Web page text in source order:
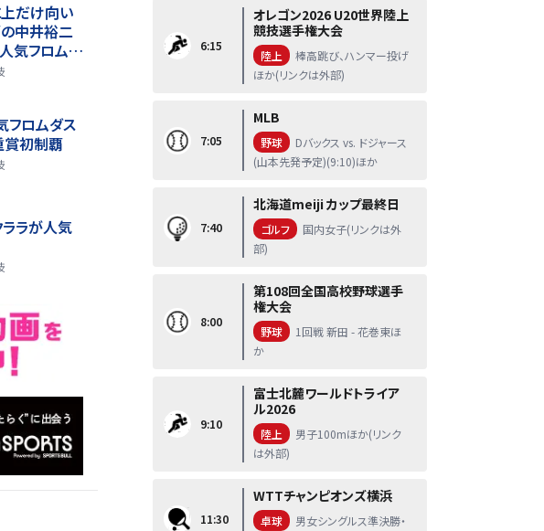
上だけ向い
中井裕二
気フロムダ
フロムダス
賞初制覇
ララが人気
6:15
オレゴン2026 U20世界陸上
競技選手権大会
陸上
棒高跳び、ハンマー投げ
ほか(リンクは外部)
7:05
MLB
野球
Dバックス vs. ドジャース
(山本先発予定)(9:10)ほか
7:40
北海道meiji カップ最終日
ゴルフ
国内女子(リンクは外
部)
8:00
第108回全国高校野球選手
権大会
野球
1回戦 新田 - 花巻東ほ
か
9:10
富士北麓ワールドトライア
ル2026
陸上
男子100mほか(リンク
は外部)
11:30
WTTチャンピオンズ横浜
卓球
男女シングルス準決勝・